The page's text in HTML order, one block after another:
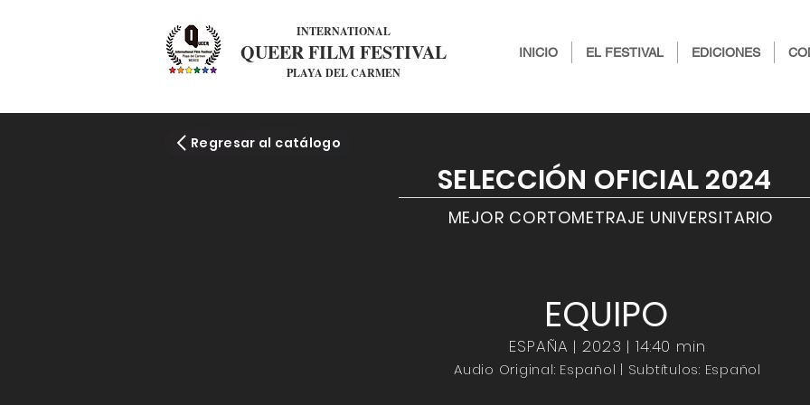
INTERNATIONAL
QUEER FILM FESTIVAL
PLAYA DEL CARMEN
INICIO EL FESTIVAL EDICIONES
Regresar al catálogo
MEJOR CORTOMETRAJE UNIVERSITARIO
SELECCIÓN OFICIAL 2024
EQUIPO
ESPAÑA | 2023 | 14:40 min
Audio Original: Español | Subtítulos: Español